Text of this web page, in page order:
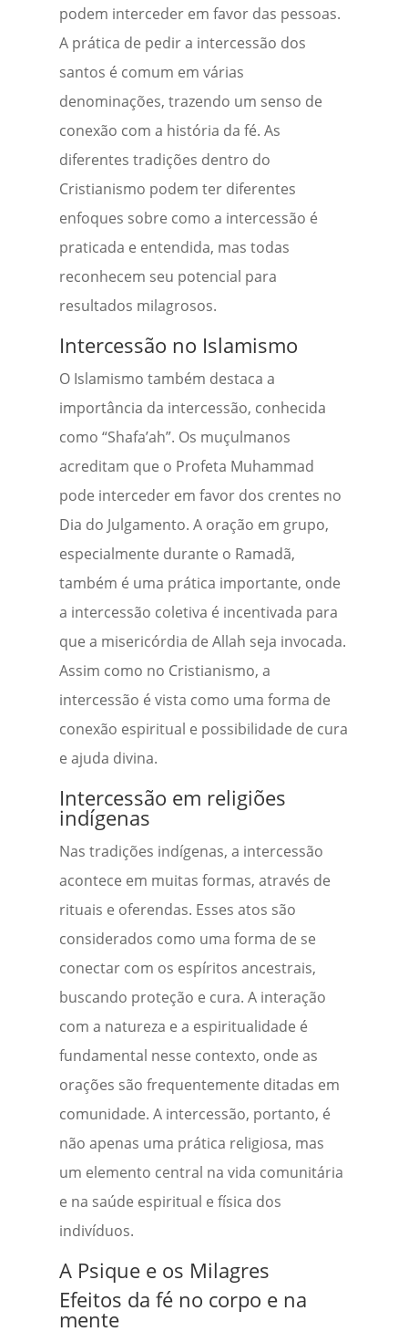
podem interceder em favor das pessoas.
A prática de pedir a intercessão dos
santos é comum em várias
denominações, trazendo um senso de
conexão com a história da fé. As
diferentes tradições dentro do
Cristianismo podem ter diferentes
enfoques sobre como a intercessão é
praticada e entendida, mas todas
reconhecem seu potencial para
resultados milagrosos.
Intercessão no Islamismo
O Islamismo também destaca a
importância da intercessão, conhecida
como “Shafa’ah”. Os muçulmanos
acreditam que o Profeta Muhammad
pode interceder em favor dos crentes no
Dia do Julgamento. A oração em grupo,
especialmente durante o Ramadã,
também é uma prática importante, onde
a intercessão coletiva é incentivada para
que a misericórdia de Allah seja invocada.
Assim como no Cristianismo, a
intercessão é vista como uma forma de
conexão espiritual e possibilidade de cura
e ajuda divina.
Intercessão em religiões
indígenas
Nas tradições indígenas, a intercessão
acontece em muitas formas, através de
rituais e oferendas. Esses atos são
considerados como uma forma de se
conectar com os espíritos ancestrais,
buscando proteção e cura. A interação
com a natureza e a espiritualidade é
fundamental nesse contexto, onde as
orações são frequentemente ditadas em
comunidade. A intercessão, portanto, é
não apenas uma prática religiosa, mas
um elemento central na vida comunitária
e na saúde espiritual e física dos
indivíduos.
A Psique e os Milagres
Efeitos da fé no corpo e na
mente